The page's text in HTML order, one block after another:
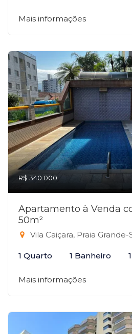
Mais informações
R$ 340.000
Apartamento à Venda
50m²
Vila Caiçara, Praia Grande-
1 Quarto 1 Banheiro
Mais informações